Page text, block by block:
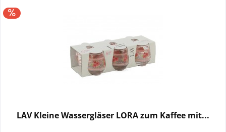
LAV Kleine Wassergläser LORA zum Kaffee mit...